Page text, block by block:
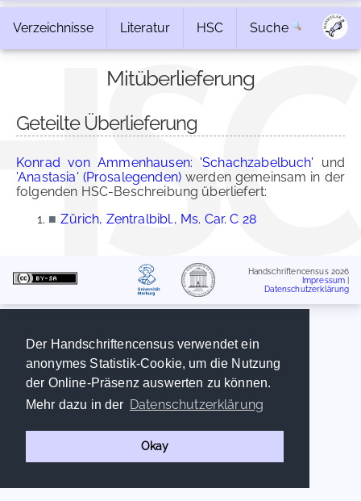
Der Handschriftencensus verwendet ein
anonymes Statistik-Cookie, um die Nutzung
der Online-Präsenz auswerten zu können.
Mehr dazu in der Datenschutzerklärung
Okay
Verzeichnisse Literatur HSC Suche
Mitüberlieferung
Geteilte Überlieferung
Konrad von Ammenhausen: 'Schachzabelbuch' und
'Anastasia' (Prosalegenden) werden gemeinsam in der
folgenden HSC-Beschreibung überliefert:
■ Zürich, Zentralbibl., Ms. Car. C 28
Handschriftencensus 2026
Impressum
Datenschutzerklärung